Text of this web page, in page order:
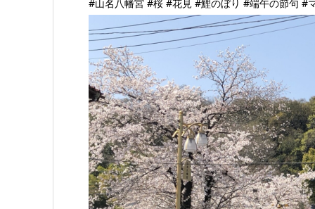
‪#山名八幡宮 #桜 #花見 #鯉のぼり #端午の節句 #